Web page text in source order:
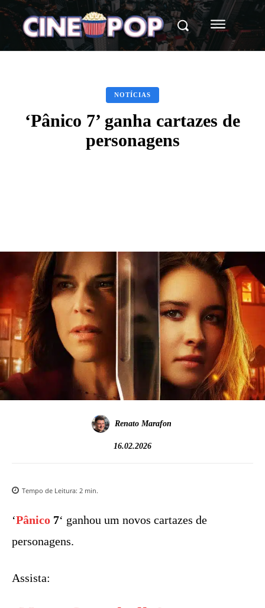
NOTÍCIAS
‘Pânico 7’ ganha cartazes de
personagens
Renato Marafon
16.02.2026
Tempo de Leitura: 2 min.
‘Pânico 7‘ ganhou um novos cartazes de
personagens.
Assista: